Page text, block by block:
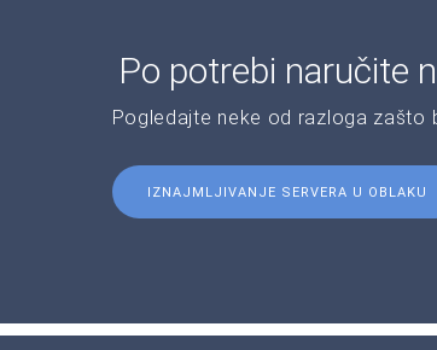
Po potrebi naručite
Pogledajte neke od razloga zašto
IZNAJMLJIVANJE SERVERA U OBLAKU